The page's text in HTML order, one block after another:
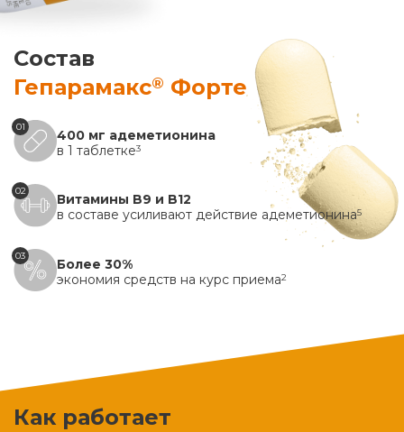
Состав
Гепарамакс® Форте
01
400 мг адеметионина
в 1 таблетке3
02
Витамины B9 и B12
в составе усиливают действие адеметионина5
03
Более 30%
экономия средств на курс приема2
Как работает